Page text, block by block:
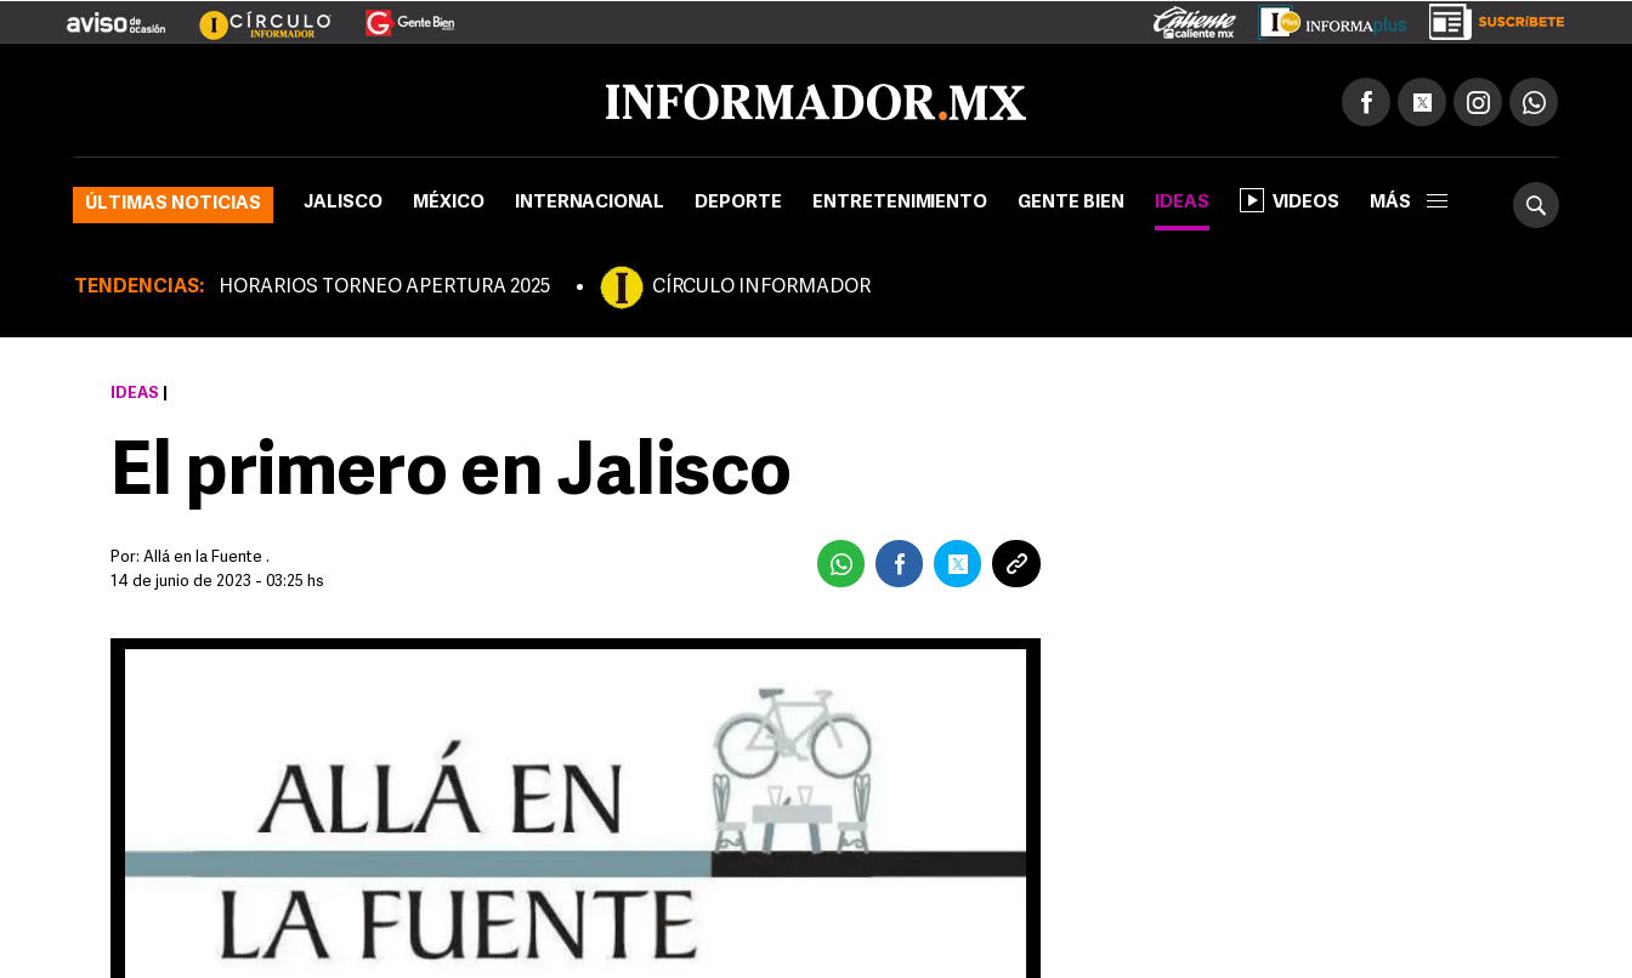
ÚLTIMAS NOTICIAS JALISCO MÉXICO INTERNACIONAL DEPORTE ENTRETENIMIENTO GENTE BIEN IDEAS VIDEOS MÁS
TENDENCIAS: HORARIOS TORNEO APERTURA 2025 CÍRCULO INFORMADOR
IDEAS
El primero en Jalisco
Por: Allá en la Fuente .
14 de junio de 2023 - 03:25 hs